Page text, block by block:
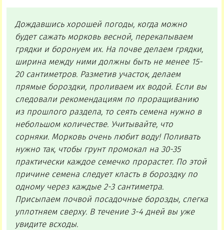
Дождавшись хорошей погоды, когда можно
будет сажать морковь весной, перекапываем
грядки и боронуем их. На почве делаем грядки,
ширина между ними должны быть не менее 15-
20 сантиметров. Разметив участок, делаем
прямые бороздки, проливаем их водой. Если вы
следовали рекомендациям по проращиванию
из прошлого раздела, то сеять семена нужно в
небольшом количестве. Учитывайте, что
сорняки. Морковь очень любит воду! Поливать
нужно так, чтобы грунт промокал на 30-35
практически каждое семечко прорастет. По этой
причине семена следует класть в бороздку по
одному через каждые 2-3 сантиметра.
Присыпаем почвой посадочные борозды, слегка
уплотняем сверху. В течение 3-4 дней вы уже
увидите всходы.